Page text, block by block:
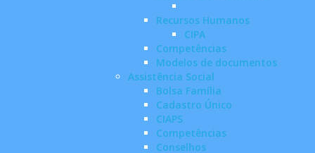
Recursos Humanos
CIPA
Competências
Modelos de documentos
Assistência Social
Bolsa Família
Cadastro Único
CIAPS
Competências
Conselhos